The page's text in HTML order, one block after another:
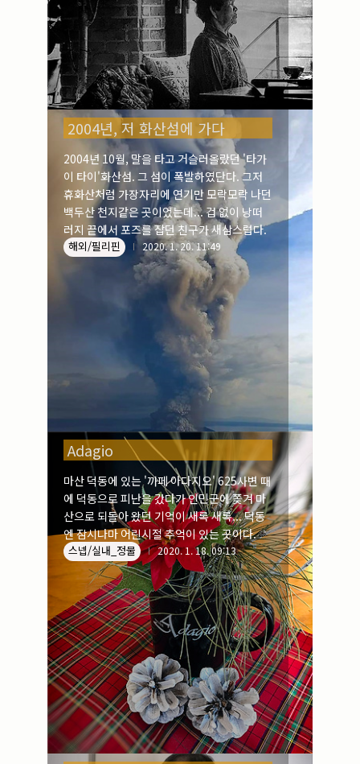
2004년, 저 화산섬에 가다
2004년 10월, 말을 타고 거슬러올랐던 '타가
이 타이'화산섬. 그 섬이 폭발하였단다. 그저
휴화산처럼 가장자리에 연기만 모락모락 나던
백두산 천지같은 곳이었는데... 겁 없이 낭떠
러지 끝에서 포즈를 잡던 친구가 새삼스럽다.
해외/필리핀 2020. 1. 20. 11:49
Adagio
마산 덕동에 있는 '까페 아다지오' 625사변 때
에 덕동으로 피난을 갔다가 인민군에 쫒겨 마
산으로 되돌아 왔던 기억이 새록 새록... 덕동
엔 잠시나마 어린시절 추억이 있는 곳이다.
스넵/실내_정물 2020. 1. 18. 09:13